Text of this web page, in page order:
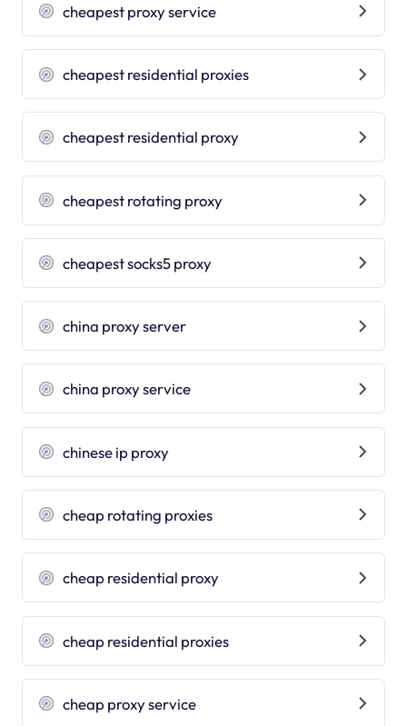
cheapest proxy service
cheapest residential proxies
cheapest residential proxy
cheapest rotating proxy
cheapest socks5 proxy
china proxy server
china proxy service
chinese ip proxy
cheap rotating proxies
cheap residential proxy
cheap residential proxies
cheap proxy service